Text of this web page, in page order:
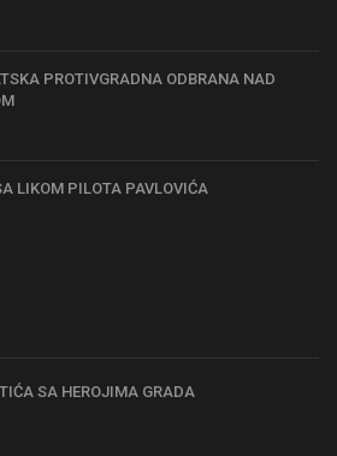
PROTIVGRADNA ODBRANA NAD
LIKOM PILOTA PAVLOVIĆA
SA HEROJIMA GRADA